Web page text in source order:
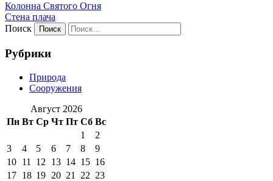
Колонна Святого Огня
Стена плача
Поиск
Рубрики
Природа
Сооружения
Август 2026
Пн Вт Ср Чт Пт Сб Вс
1
2
3
4 5 6 7 8
9
10 11 12 13 14 15 16
17 18 19 20 21 22 23